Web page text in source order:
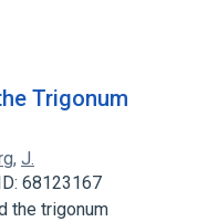
Trigonum
, J.
68123167
the trigonum